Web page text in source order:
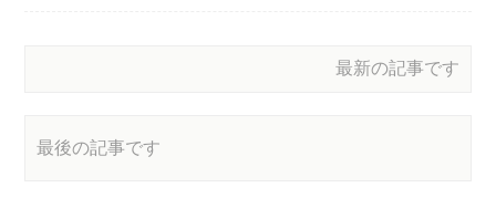
最新の記事です
最後の記事です